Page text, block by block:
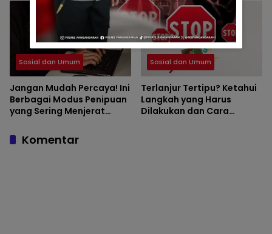
Desa Ciganjeng
Sosial dan Umum
Jangan Mudah Percaya! Ini
Berbagai Modus Penipuan
yang Sering Menjerat
Sosial dan Umum
Terlanjur Tertipu? Ketahui
Langkah yang Harus
Dilakukan dan Cara
Komentar